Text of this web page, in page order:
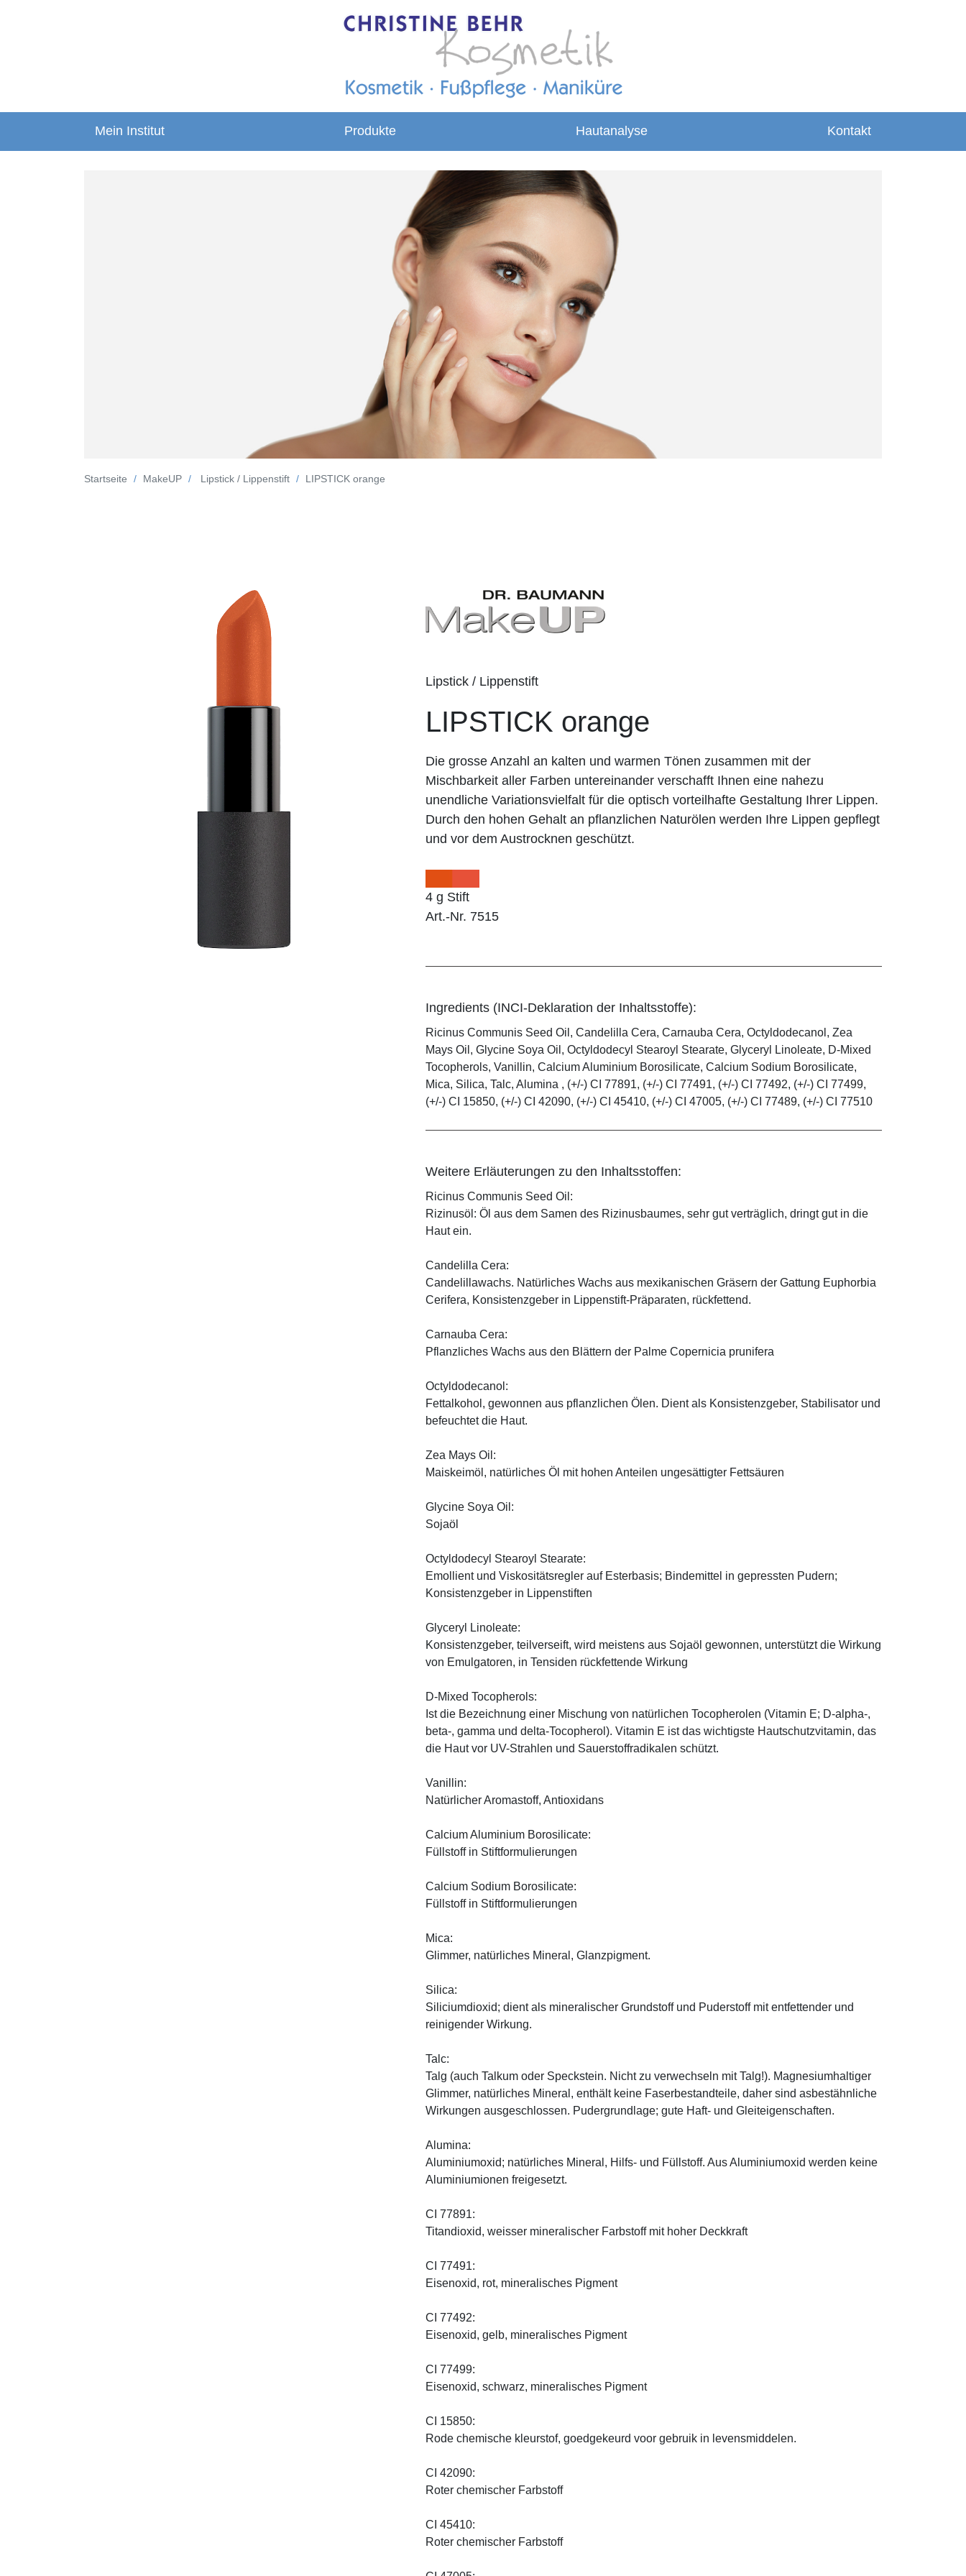
Mein Institut Produkte Hautanalyse Kontakt
Startseite MakeUP Lipstick / Lippenstift LIPSTICK orange
Lipstick / Lippenstift
LIPSTICK orange
Die grosse Anzahl an kalten und warmen Tönen zusammen mit der
Mischbarkeit aller Farben untereinander verschafft Ihnen eine nahezu
unendliche Variationsvielfalt für die optisch vorteilhafte Gestaltung Ihrer Lippen.
Durch den hohen Gehalt an pflanzlichen Naturölen werden Ihre Lippen gepflegt
und vor dem Austrocknen geschützt.
4 g Stift
Art.-Nr. 7515
Ingredients (INCI-Deklaration der Inhaltsstoffe):
Ricinus Communis Seed Oil, Candelilla Cera, Carnauba Cera, Octyldodecanol, Zea
Mays Oil, Glycine Soya Oil, Octyldodecyl Stearoyl Stearate, Glyceryl Linoleate, D-Mixed
Tocopherols, Vanillin, Calcium Aluminium Borosilicate, Calcium Sodium Borosilicate,
Mica, Silica, Talc, Alumina , (+/-) CI 77891, (+/-) CI 77491, (+/-) CI 77492, (+/-) CI 77499,
(+/-) CI 15850, (+/-) CI 42090, (+/-) CI 45410, (+/-) CI 47005, (+/-) CI 77489, (+/-) CI 77510
Weitere Erläuterungen zu den Inhaltsstoffen:
Ricinus Communis Seed Oil:
Rizinusöl: Öl aus dem Samen des Rizinusbaumes, sehr gut verträglich, dringt gut in die
Haut ein.
Candelilla Cera:
Candelillawachs. Natürliches Wachs aus mexikanischen Gräsern der Gattung Euphorbia
Cerifera, Konsistenzgeber in Lippenstift-Präparaten, rückfettend.
Carnauba Cera:
Pflanzliches Wachs aus den Blättern der Palme Copernicia prunifera
Octyldodecanol:
Fettalkohol, gewonnen aus pflanzlichen Ölen. Dient als Konsistenzgeber, Stabilisator und
befeuchtet die Haut.
Zea Mays Oil:
Maiskeimöl, natürliches Öl mit hohen Anteilen ungesättigter Fettsäuren
Glycine Soya Oil:
Sojaöl
Octyldodecyl Stearoyl Stearate:
Emollient und Viskositätsregler auf Esterbasis; Bindemittel in gepressten Pudern;
Konsistenzgeber in Lippenstiften
Glyceryl Linoleate:
Konsistenzgeber, teilverseift, wird meistens aus Sojaöl gewonnen, unterstützt die Wirkung
von Emulgatoren, in Tensiden rückfettende Wirkung
D-Mixed Tocopherols:
Ist die Bezeichnung einer Mischung von natürlichen Tocopherolen (Vitamin E; D-alpha-,
beta-, gamma und delta-Tocopherol). Vitamin E ist das wichtigste Hautschutzvitamin, das
die Haut vor UV-Strahlen und Sauerstoffradikalen schützt.
Vanillin:
Natürlicher Aromastoff, Antioxidans
Calcium Aluminium Borosilicate:
Füllstoff in Stiftformulierungen
Calcium Sodium Borosilicate:
Füllstoff in Stiftformulierungen
Mica:
Glimmer, natürliches Mineral, Glanzpigment.
Silica:
Siliciumdioxid; dient als mineralischer Grundstoff und Puderstoff mit entfettender und
reinigender Wirkung.
Talc:
Talg (auch Talkum oder Speckstein. Nicht zu verwechseln mit Talg!). Magnesiumhaltiger
Glimmer, natürliches Mineral, enthält keine Faserbestandteile, daher sind asbestähnliche
Wirkungen ausgeschlossen. Pudergrundlage; gute Haft- und Gleiteigenschaften.
Alumina:
Aluminiumoxid; natürliches Mineral, Hilfs- und Füllstoff. Aus Aluminiumoxid werden keine
Aluminiumionen freigesetzt.
CI 77891:
Titandioxid, weisser mineralischer Farbstoff mit hoher Deckkraft
CI 77491:
Eisenoxid, rot, mineralisches Pigment
CI 77492:
Eisenoxid, gelb, mineralisches Pigment
CI 77499:
Eisenoxid, schwarz, mineralisches Pigment
CI 15850:
Rode chemische kleurstof, goedgekeurd voor gebruik in levensmiddelen.
CI 42090:
Roter chemischer Farbstoff
CI 45410:
Roter chemischer Farbstoff